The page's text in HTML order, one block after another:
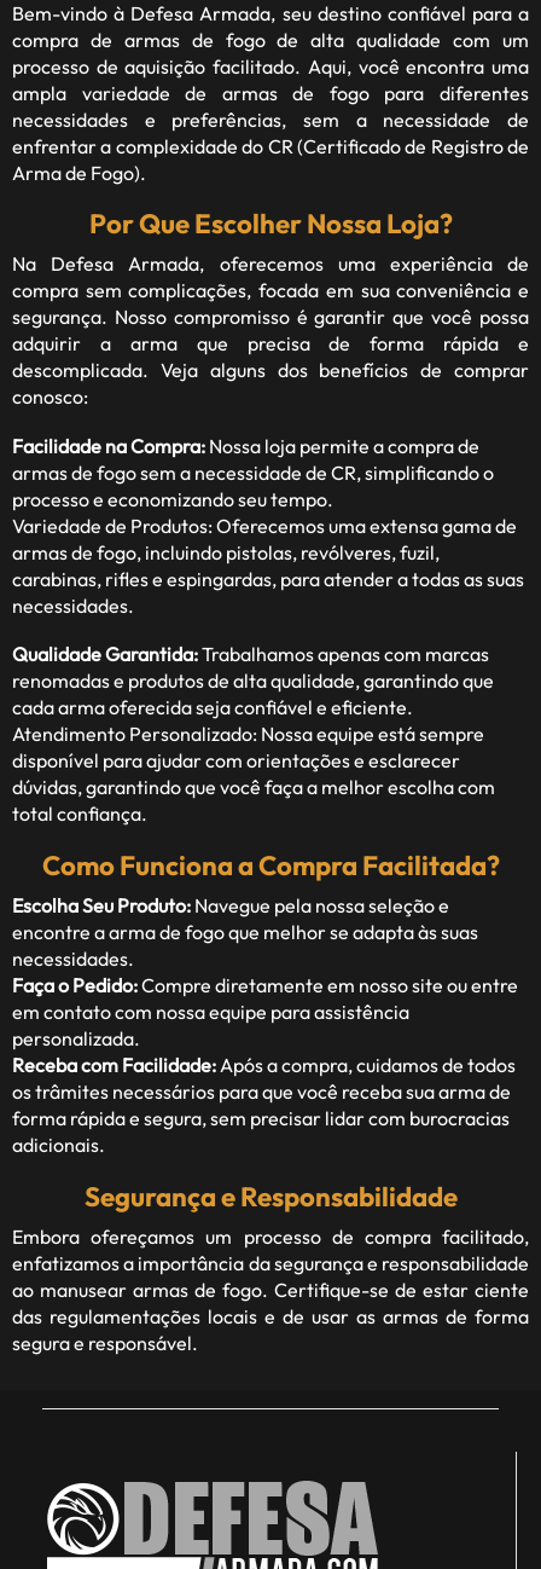
Bem-vindo à Defesa Armada, seu destino confiável para a
compra de armas de fogo de alta qualidade com um
processo de aquisição facilitado. Aqui, você encontra uma
ampla variedade de armas de fogo para diferentes
necessidades e preferências, sem a necessidade de
enfrentar a complexidade do CR (Certificado de Registro de
Arma de Fogo).
Por Que Escolher Nossa Loja?
Na Defesa Armada, oferecemos uma experiência de
compra sem complicações, focada em sua conveniência e
segurança. Nosso compromisso é garantir que você possa
adquirir a arma que precisa de forma rápida e
descomplicada. Veja alguns dos benefícios de comprar
conosco:
Facilidade na Compra: Nossa loja permite a compra de
armas de fogo sem a necessidade de CR, simplificando o
processo e economizando seu tempo.
Variedade de Produtos: Oferecemos uma extensa gama de
armas de fogo, incluindo pistolas, revólveres, fuzil,
carabinas, rifles e espingardas, para atender a todas as suas
necessidades.
Qualidade Garantida:Trabalhamos apenas com marcas
renomadas e produtos de alta qualidade, garantindo que
cada arma oferecida seja confiável e eficiente.
Atendimento Personalizado: Nossa equipe está sempre
disponível para ajudar com orientações e esclarecer
dúvidas, garantindo que você faça a melhor escolha com
total confiança.
Como Funciona a Compra Facilitada?
Escolha Seu Produto: Navegue pela nossa seleção e
encontre a arma de fogo que melhor se adapta às suas
necessidades.
Faça o Pedido:Compre diretamente em nosso site ou entre
em contato com nossa equipe para assistência
personalizada.
Receba com Facilidade:Após a compra, cuidamos de todos
os trâmites necessários para que você receba sua arma de
forma rápida e segura, sem precisar lidar com burocracias
adicionais.
Segurança e Responsabilidade
Embora ofereçamos um processo de compra facilitado,
enfatizamos a importância da segurança e responsabilidade
ao manusear armas de fogo. Certifique-se de estar ciente
das regulamentações locais e de usar as armas de forma
segura e responsável.